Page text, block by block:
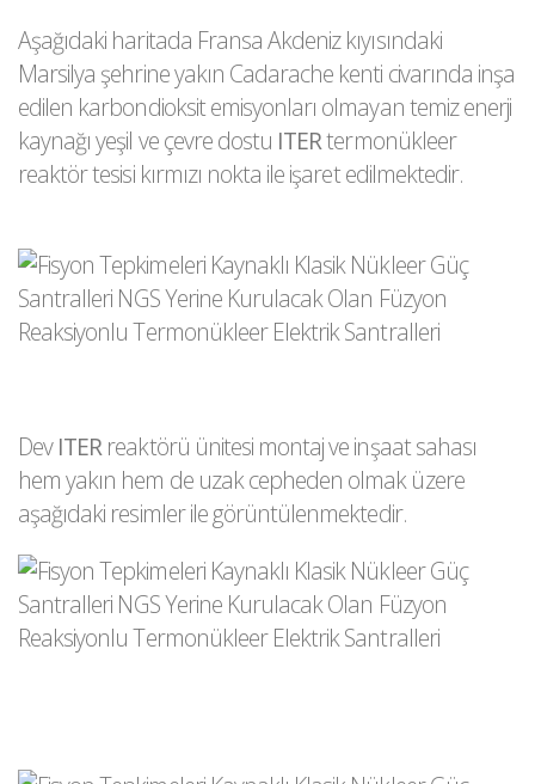
Aşağıdaki haritada Fransa Akdeniz kıyısındaki
Marsilya şehrine yakın Cadarache kenti civarında inşa
edilen karbondioksit emisyonları olmayan temiz enerji
kaynağı yeşil ve çevre dostu ITERtermonükleer
reaktör tesisi kırmızı nokta ile işaret edilmektedir.
DevITERreaktörü ünitesi montaj ve inşaat sahası
hem yakın hem de uzak cepheden olmak üzere
aşağıdaki resimler ile görüntülenmektedir.